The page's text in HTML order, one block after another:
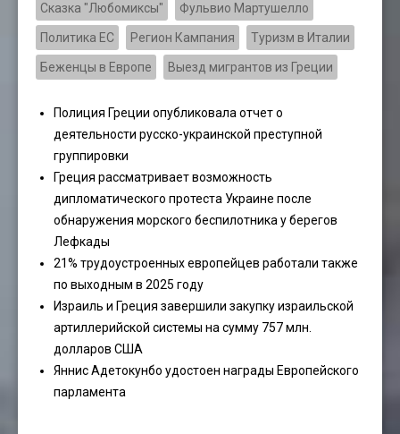
Сказка "Любомиксы" Фульвио Мартушелло
Политика ЕС Регион Кампания Туризм в Италии
Беженцы в Европе Выезд мигрантов из Греции
Полиция Греции опубликовала отчет о
деятельности русско-украинской преступной
группировки
Греция рассматривает возможность
дипломатического протеста Украине после
обнаружения морского беспилотника у берегов
Лефкады
21% трудоустроенных европейцев работали также
по выходным в 2025 году
Израиль и Греция завершили закупку израильской
артиллерийской системы на сумму 757 млн.
долларов США
Яннис Адетокунбо удостоен награды Европейского
парламента